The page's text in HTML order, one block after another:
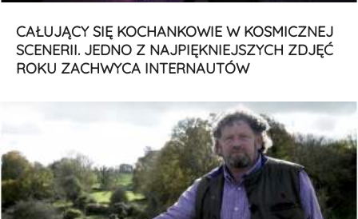
CAŁUJĄCY SIĘ KOCHANKOWIE W KOSMICZNEJ
SCENERII. JEDNO Z NAJPIĘKNIEJSZYCH ZDJĘĆ
ROKU ZACHWYCA INTERNAUTÓW